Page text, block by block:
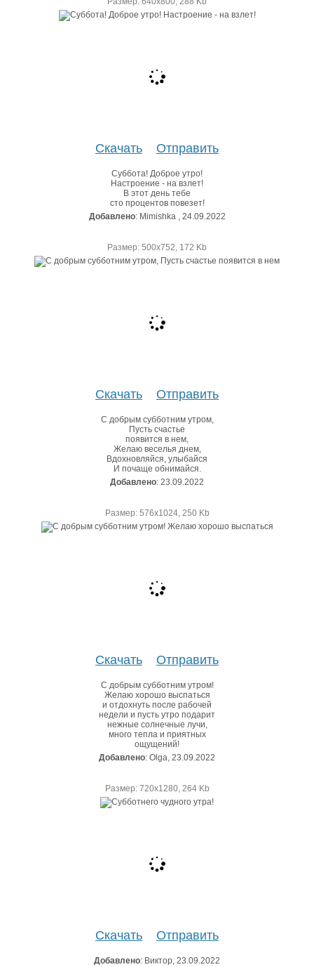
Скачать Отправить
Суббота! Доброе утро!
Настроение - на взлет!
В этот день тебе
сто процентов повезет!
Добавлено: Mimishka , 24.09.2022
Размер: 500х752, 172 Kb
Скачать Отправить
С добрым субботним утром,
Пусть счастье
появится в нем,
Желаю веселья днем,
Вдохновляйся, улыбайся
И почаще обнимайся.
Добавлено: 23.09.2022
Размер: 576х1024, 250 Kb
Скачать Отправить
С добрым субботним утром!
Желаю хорошо выспаться
и отдохнуть после рабочей
недели и пусть утро подарит
нежные солнечные лучи,
много тепла и приятных
ощущений!
Добавлено: Olga, 23.09.2022
Размер: 720х1280, 264 Kb
Скачать Отправить
Добавлено: Виктор, 23.09.2022